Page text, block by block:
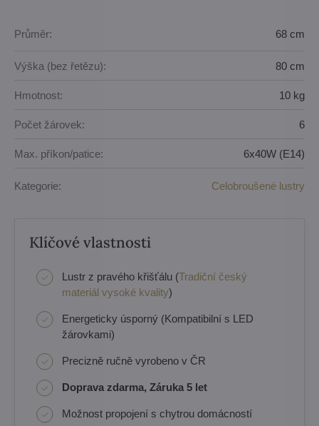
Průměr: 68 cm
Výška (bez řetězu): 80 cm
Hmotnost: 10 kg
Počet žárovek: 6
Max. příkon/patice: 6x40W (E14)
Kategorie: Celobroušené lustry
Klíčové vlastnosti
Lustr z pravého křišťálu (Tradiční český
materiál vysoké kvality)
Energeticky úsporný (Kompatibilní s LED
žárovkami)
Precizně ručně vyrobeno v ČR
Doprava zdarma, Záruka 5 let
Možnost propojení s chytrou domácností